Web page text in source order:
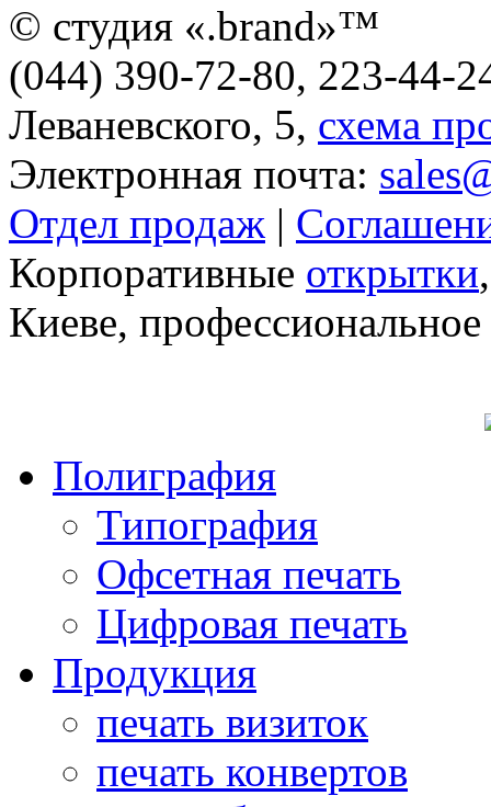
© студия «.brand»™
(044) 390-72-80, 223-44-
Леваневского, 5, схема
Электронная почта:
Отдел продаж |
Корпоративные открытки
Киеве, профессиональное
Полиграфия
Типография
Офсетная печать
Цифровая печать
Продукция
печать визиток
печать конвертов